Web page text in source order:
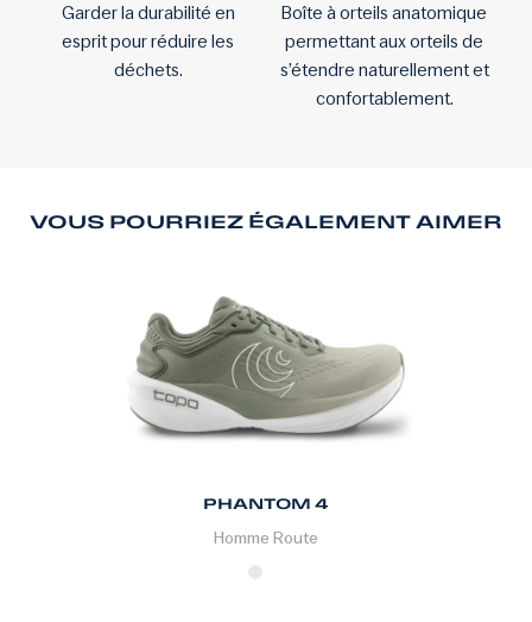
Garder la durabilité en
esprit pour réduire les
déchets.
Boîte à orteils anatomique
permettant aux orteils de
s’étendre naturellement et
confortablement.
VOUS POURRIEZ ÉGALEMENT AIMER
PHANTOM 4
Homme Route